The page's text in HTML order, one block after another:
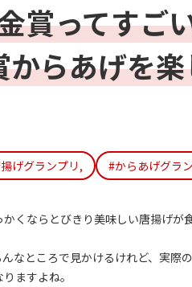
賞ってすご
らあげを
げグランプリ, #からあげグラ
くならとびきり美味しい唐揚げ
なところで見かけるけれど、実際
ますよね。